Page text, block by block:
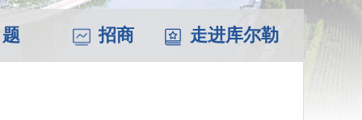
招商 走进库尔勒